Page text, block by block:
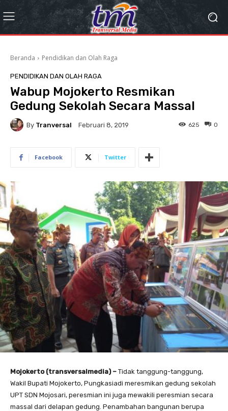
Beranda Pendidikan dan Olah Raga
PENDIDIKAN DAN OLAH RAGA
Wabup Mojokerto Resmikan
Gedung Sekolah Secara Massal
By Tranversal Februari 8, 2019 0
625
Facebook Twitter
Mojokerto (transversalmedia) – Tidak tanggung-tanggung,
Wakil Bupati Mojokerto, Pungkasiadi meresmikan gedung sekolah
UPT SDN Mojosari, peresmian ini juga mewakili peresmian secara
massal dari delapan gedung. Penambahan bangunan berupa